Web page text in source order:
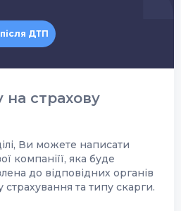
ДТП
на страхову
Ви можете написати
компаніїї, яка буде
до відповідних органів
страхування та типу скарги.